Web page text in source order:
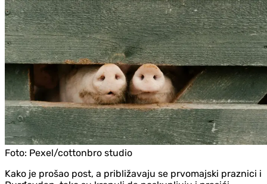
Foto: Pexel/cottonbro studio
Kako je prošao post, a približavaju se prvomajski praznici i